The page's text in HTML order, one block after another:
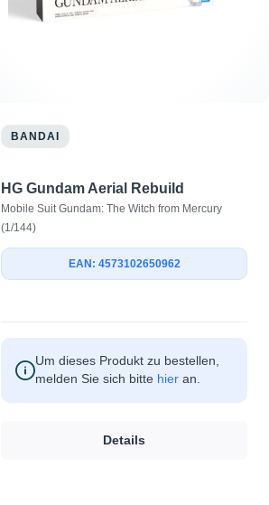
BANDAI
HG Gundam Aerial Rebuild
Mobile Suit Gundam: The Witch from Mercury
(1/144)
EAN: 4573102650962
Um dieses Produkt zu bestellen,
melden Sie sich bitte hier an.
Details